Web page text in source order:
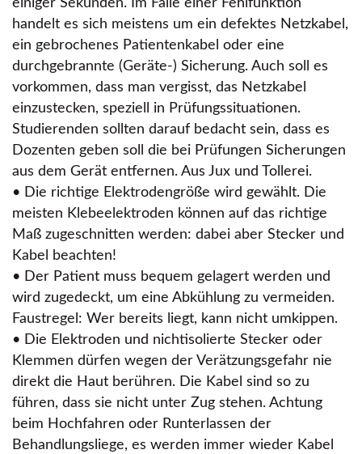
einiger Sekunden. Im Falle einer Fehlfunktion
handelt es sich meistens um ein defektes Netzkabel,
ein gebrochenes Patientenkabel oder eine
durchgebrannte (Geräte-) Sicherung. Auch soll es
vorkommen, dass man vergisst, das Netzkabel
einzustecken, speziell in Prüfungssituationen.
Studierenden sollten darauf bedacht sein, dass es
Dozenten geben soll die bei Prüfungen Sicherungen
aus dem Gerät entfernen. Aus Jux und Tollerei.
• Die richtige Elektrodengröße wird gewählt. Die
meisten Klebeelektroden können auf das richtige
Maß zugeschnitten werden: dabei aber Stecker und
Kabel beachten!
• Der Patient muss bequem gelagert werden und
wird zugedeckt, um eine Abkühlung zu vermeiden.
Faustregel: Wer bereits liegt, kann nicht umkippen.
• Die Elektroden und nichtisolierte Stecker oder
Klemmen dürfen wegen der Verätzungsgefahr nie
direkt die Haut berühren. Die Kabel sind so zu
führen, dass sie nicht unter Zug stehen. Achtung
beim Hochfahren oder Runterlassen der
Behandlungsliege, es werden immer wieder Kabel